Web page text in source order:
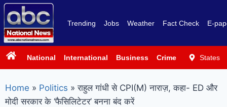
Trending Jobs Weather Fact Check E-
National International Business Crime PoliticsStates
Home » Politics » राहुल गांधी से CPI(M) नाराज़, कहा- ED और
मोदी सरकार के ‘फैसिलिटेटर’ बनना बंद करें